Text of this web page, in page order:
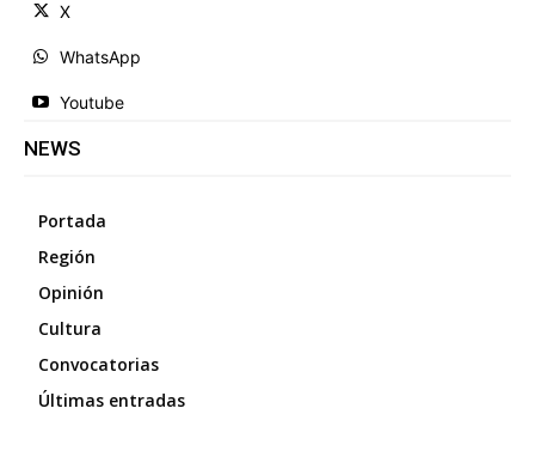
X
WhatsApp
Youtube
NEWS
Portada
Región
Opinión
Cultura
Convocatorias
Últimas entradas